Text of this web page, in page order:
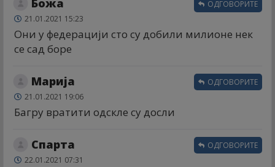
21.01.2021 15:23
Они у федерацији сто су добили милионе нек
се сад боре
ОДГОВОРИТЕ
Марија
21.01.2021 19:06
Багру вратити одскле су досли
ОДГОВОРИТЕ
Спарта
22.01.2021 07:31
ОДГОВОРИТЕ